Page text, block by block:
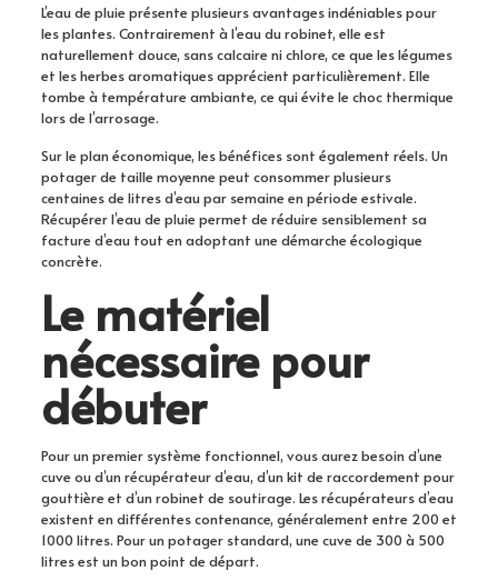
L’eau de pluie présente plusieurs avantages indéniables pour
les plantes. Contrairement à l’eau du robinet, elle est
naturellement douce, sans calcaire ni chlore, ce que les légumes
et les herbes aromatiques apprécient particulièrement. Elle
tombe à température ambiante, ce qui évite le choc thermique
lors de l’arrosage.
Sur le plan économique, les bénéfices sont également réels. Un
potager de taille moyenne peut consommer plusieurs
centaines de litres d’eau par semaine en période estivale.
Récupérer l’eau de pluie permet de réduire sensiblement sa
facture d’eau tout en adoptant une démarche écologique
concrète.
Le matériel
nécessaire pour
débuter
Pour un premier système fonctionnel, vous aurez besoin d’une
cuve ou d’un récupérateur d’eau, d’un kit de raccordement pour
gouttière et d’un robinet de soutirage. Les récupérateurs d’eau
existent en différentes contenance, généralement entre 200 et
1000 litres. Pour un potager standard, une cuve de 300 à 500
litres est un bon point de départ.